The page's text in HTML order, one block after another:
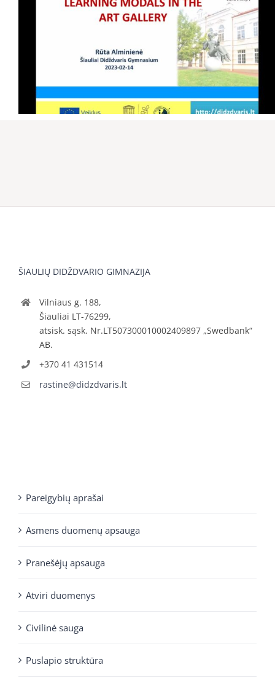
ŠIAULIŲ DIDŽDVARIO GIMNAZIJA
Vilniaus g. 188,
Šiauliai LT-76299,
atsisk. sąsk. Nr.LT507300010002409897 „Swedbank“
AB.
+370 41 431514
rastine@didzdvaris.lt
Pareigybių aprašai
Asmens duomenų apsauga
Pranešėjų apsauga
Atviri duomenys
Civilinė sauga
Puslapio struktūra